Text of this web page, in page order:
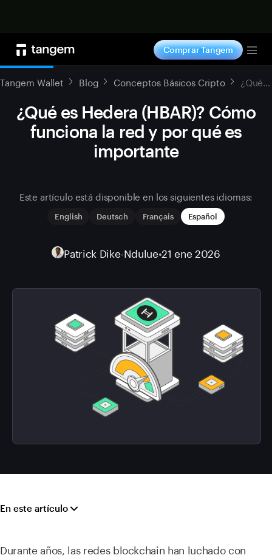
Comprar Tangem
Tangem Wallet Blog Conceptos Básicos Cripto ¿Qué es Hedera (HBAR)? Cómo funciona la red y por qué es importante
¿Qué es Hedera (HBAR)? Cómo
funciona la red y por qué es
importante
Este artículo está disponible en los siguientes idiomas:
English Deutsch Français Español
Patrick Dike-Ndulue•21 ene 2026
En este artículo
Durante años, las redes blockchain han luchado con